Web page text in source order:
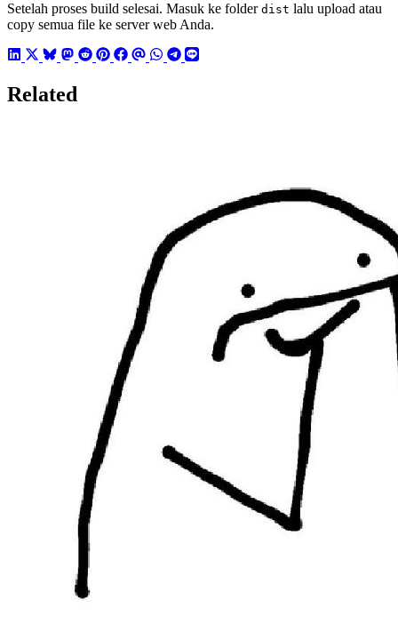
Setelah proses build selesai. Masuk ke folder dist lalu upload atau
copy semua file ke server web Anda.
Related